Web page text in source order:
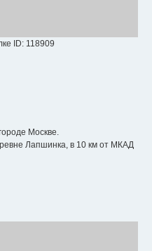
ID: 118909
Москве.
Лапшинка, в 10 км от МКАД